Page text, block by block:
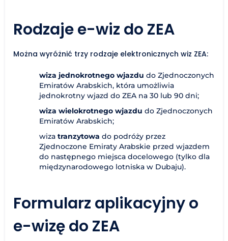
Rodzaje e-wiz do ZEA
Można wyróżnić trzy rodzaje elektronicznych wiz ZEA:
wiza jednokrotnego wjazdu do Zjednoczonych
Emiratów Arabskich, która umożliwia
jednokrotny wjazd do ZEA na 30 lub 90 dni;
wiza wielokrotnego wjazdu do Zjednoczonych
Emiratów Arabskich;
wiza tranzytowa do podróży przez
Zjednoczone Emiraty Arabskie przed wjazdem
do następnego miejsca docelowego (tylko dla
międzynarodowego lotniska w Dubaju).
Formularz aplikacyjny o
e-wizę do ZEA